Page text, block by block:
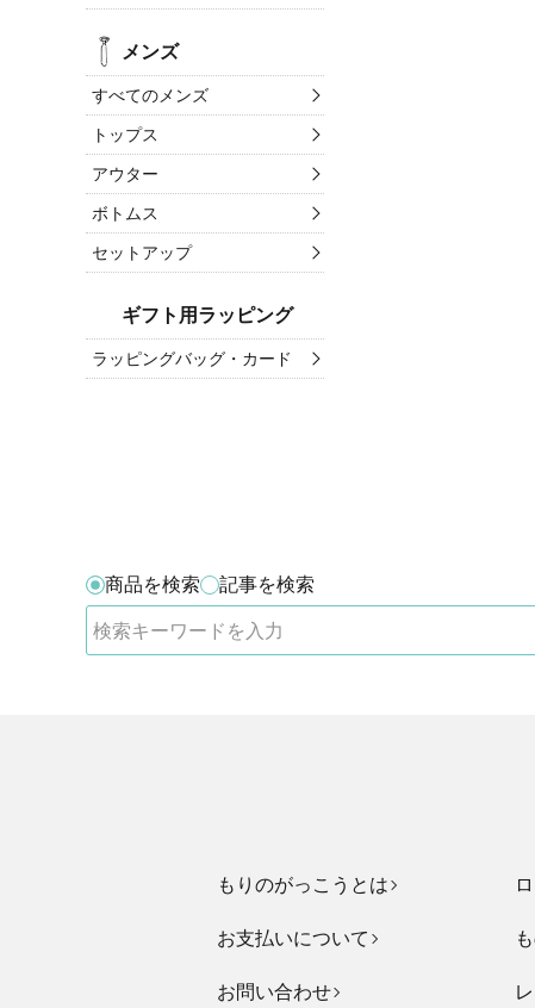
メンズ
すべてのメンズ
トップス
アウター
ボトムス
セットアップ
ギフト用ラッピング
ラッピングバッグ・カード
商品を検索 記事を検索
もりのがっこうとは
お支払いについて
お問い合わせ